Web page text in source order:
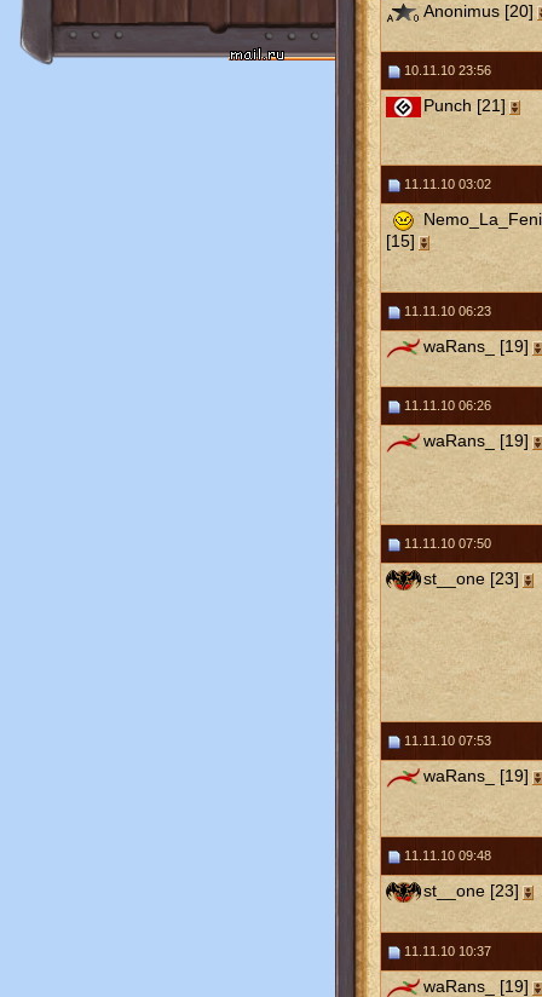
Anonimus [20]
10.11.10 23:56
Punch [21]
11.11.10 03:02
[15]
11.11.10 06:23
waRans_ [19]
11.11.10 06:26
waRans_ [19]
11.11.10 07:50
st__one [23]
11.11.10 07:53
waRans_ [19]
11.11.10 09:48
st__one [23]
11.11.10 10:37
waRans_ [19]